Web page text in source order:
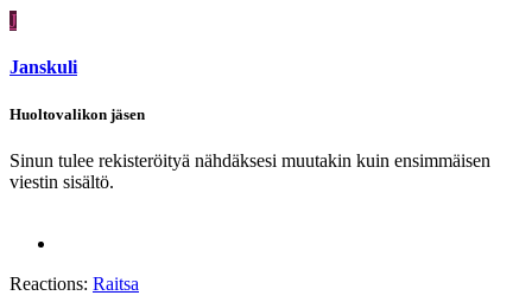
J
Janskuli
Huoltovalikon jäsen
Sinun tulee rekisteröityä nähdäksesi muutakin kuin ensimmäisen
viestin sisältö.
Reactions: Raitsa